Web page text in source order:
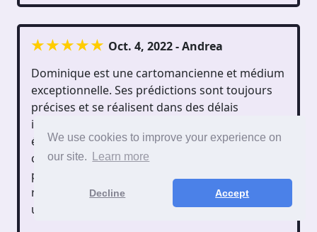
We use cookies to improve your experience on
our site.
Learn more
Decline Accept
Oct. 4, 2022 - Andrea
Dominique est une cartomancienne et médium
exceptionnelle. Ses prédictions sont toujours
précises et se réalisent dans des délais
impressionnants. Elle a su apporter des
éclaircissements sur des situations
compliquées et ses conseils m’ont permis de
prendre des décisions éclairées. Je la
recommande vivement à ceux qui recherchent
une voyante sérieuse et fiable